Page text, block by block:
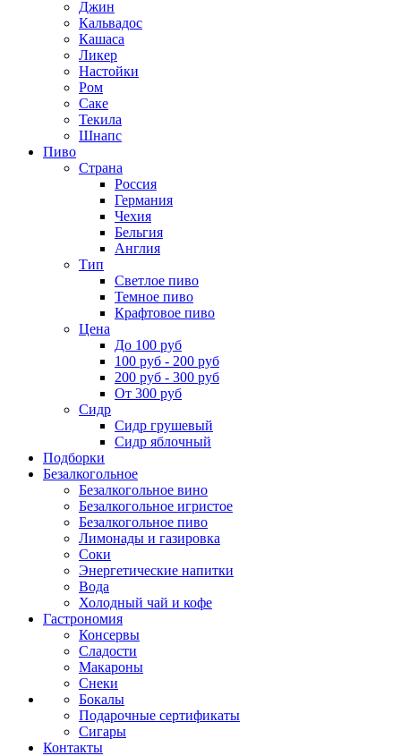
Джин
Кальвадос
Кашаса
Ликер
Настойки
Ром
Саке
Текила
Шнапс
Пиво
Страна
Россия
Германия
Чехия
Бельгия
Англия
Тип
Светлое пиво
Темное пиво
Крафтовое пиво
Цена
До 100 руб
100 руб - 200 руб
200 руб - 300 руб
От 300 руб
Сидр
Сидр грушевый
Сидр яблочный
Подборки
Безалкогольное
Безалкогольное вино
Безалкогольное игристое
Безалкогольное пиво
Лимонады и газировка
Соки
Энергетические напитки
Вода
Холодный чай и кофе
Гастрономия
Консервы
Сладости
Макароны
Снеки
Бокалы
Подарочные сертификаты
Сигары
Контакты